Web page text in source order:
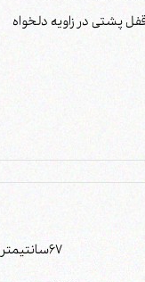
67سانتیمتر